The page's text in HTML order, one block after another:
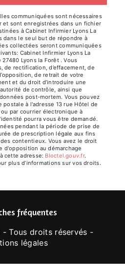
communiquées sont nécessaires
et sont enregistrées dans un fichier
à Cabinet Infirmier Lyons La
dans le seul but de répondre à
collectées seront communiquées
Cabinet Infirmier Lyons La
Lyons la Forêt . Vous
de rectification, d’effacement, de
de retrait de votre
et du droit d’introduire une
de contrôle, ainsi que
post-mortem. Vous pouvez
postale à l'adresse 13 rue Hôtel de
par courrier électronique à
pourra vous être demandé.
pendant la période de prise de
de prescription légale aux fins
contentieux. Vous avez le droit
d'opposition au démarchage
cette adresse:
Bloctel.gouv.fr.
plus d’informations sur vos droits.
fréquentes
Tous droits réservés -
légales